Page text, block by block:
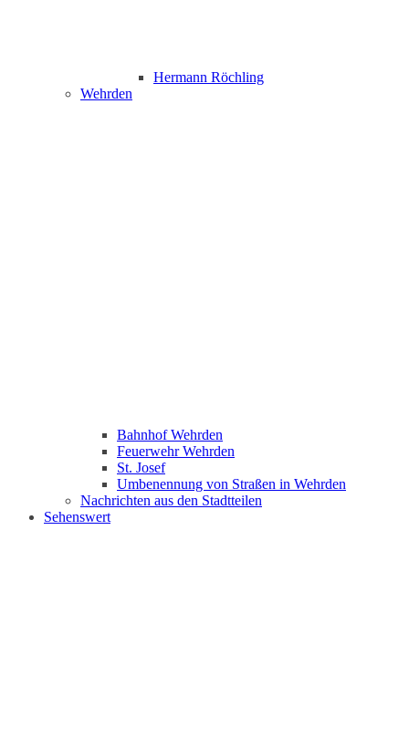
Hermann Röchling
Wehrden
Bahnhof Wehrden
Feuerwehr Wehrden
St. Josef
Umbenennung von Straßen in Wehrden
Nachrichten aus den Stadtteilen
Sehenswert